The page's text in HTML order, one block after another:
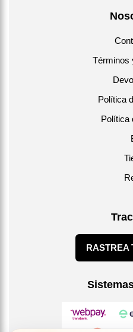
Términos
Política
Política
RASTREA